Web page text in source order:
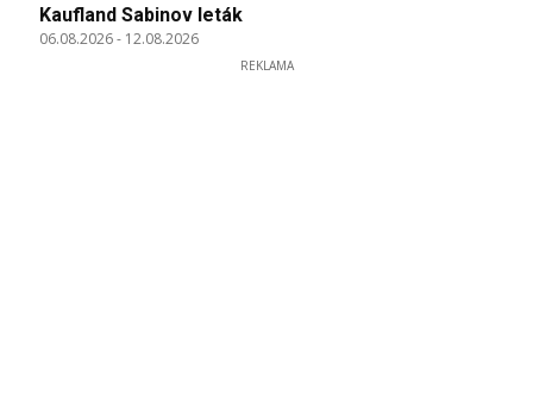
Kaufland Sabinov leták
06.08.2026- 12.08.2026
REKLAMA